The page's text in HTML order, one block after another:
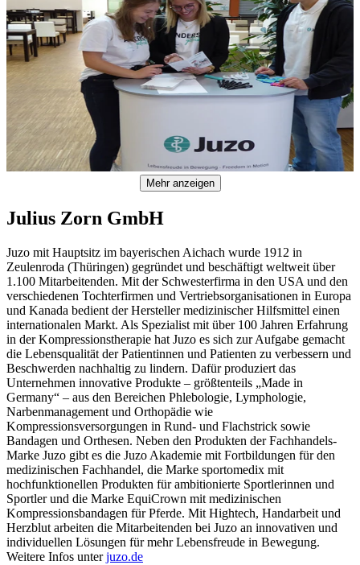
Mehr anzeigen
Julius Zorn GmbH
Juzo mit Hauptsitz im bayerischen Aichach wurde 1912 in
Zeulenroda (Thüringen) gegründet und beschäftigt weltweit über
1.100 Mitarbeitenden. Mit der Schwesterfirma in den USA und den
verschiedenen Tochterfirmen und Vertriebsorganisationen in Europa
und Kanada bedient der Hersteller medizinischer Hilfsmittel einen
internationalen Markt. Als Spezialist mit über 100 Jahren Erfahrung
in der Kompressionstherapie hat Juzo es sich zur Aufgabe gemacht
die Lebensqualität der Patientinnen und Patienten zu verbessern und
Beschwerden nachhaltig zu lindern. Dafür produziert das
Unternehmen innovative Produkte – größtenteils „Made in
Germany“ – aus den Bereichen Phlebologie, Lymphologie,
Narbenmanagement und Orthopädie wie
Kompressionsversorgungen in Rund- und Flachstrick sowie
Bandagen und Orthesen. Neben den Produkten der Fachhandels-
Marke Juzo gibt es die Juzo Akademie mit Fortbildungen für den
medizinischen Fachhandel, die Marke sportomedix mit
hochfunktionellen Produkten für ambitionierte Sportlerinnen und
Sportler und die Marke EquiCrown mit medizinischen
Kompressionsbandagen für Pferde. Mit Hightech, Handarbeit und
Herzblut arbeiten die Mitarbeitenden bei Juzo an innovativen und
individuellen Lösungen für mehr Lebensfreude in Bewegung.
Weitere Infos unterjuzo.de